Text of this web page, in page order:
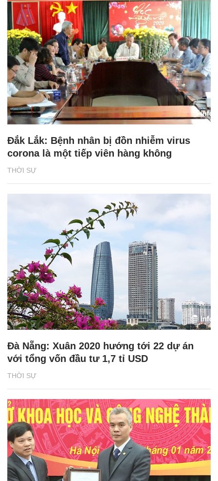
THỜI SỰ
Đắk Lắk: Bệnh nhân bị đồn nhiễm virus
corona là một tiếp viên hàng không
THỜI SỰ
Đà Nẵng: Xuân 2020 hướng tới 22 dự án
với tổng vốn đầu tư 1,7 tỉ USD